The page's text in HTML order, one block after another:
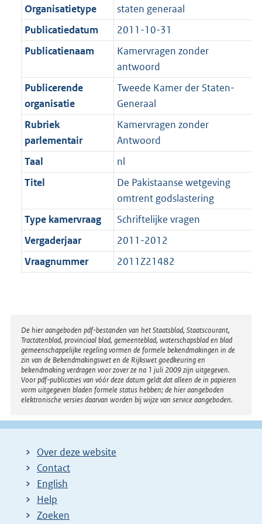
t
a
t
K
b
2
K
b
Organisatietype
staten generaal
Publicatiedatum
2011-10-31
Publicatienaam
Kamervragen zonder
antwoord
Publicerende
organisatie
Tweede Kamer der Staten-
Generaal
Rubriek
parlementair
Kamervragen zonder
Antwoord
Taal
nl
Titel
De Pakistaanse wetgeving
omtrent godslastering
Type kamervraag
Schriftelijke vragen
Vergaderjaar
2011-2012
Vraagnummer
2011Z21482
Disclaimer
De hier aangeboden pdf-bestanden van het Staatsblad, Staatscourant,
Tractatenblad, provinciaal blad, gemeenteblad, waterschapsblad en blad
gemeenschappelijke regeling vormen de formele bekendmakingen in de
zin van de Bekendmakingswet en de Rijkswet goedkeuring en
bekendmaking verdragen voor zover ze na 1 juli 2009 zijn uitgegeven.
Voor pdf-publicaties van vóór deze datum geldt dat alleen de in papieren
vorm uitgegeven bladen formele status hebben; de hier aangeboden
elektronische versies daarvan worden bij wijze van service aangeboden.
Over deze website
Contact
English
Help
Zoeken